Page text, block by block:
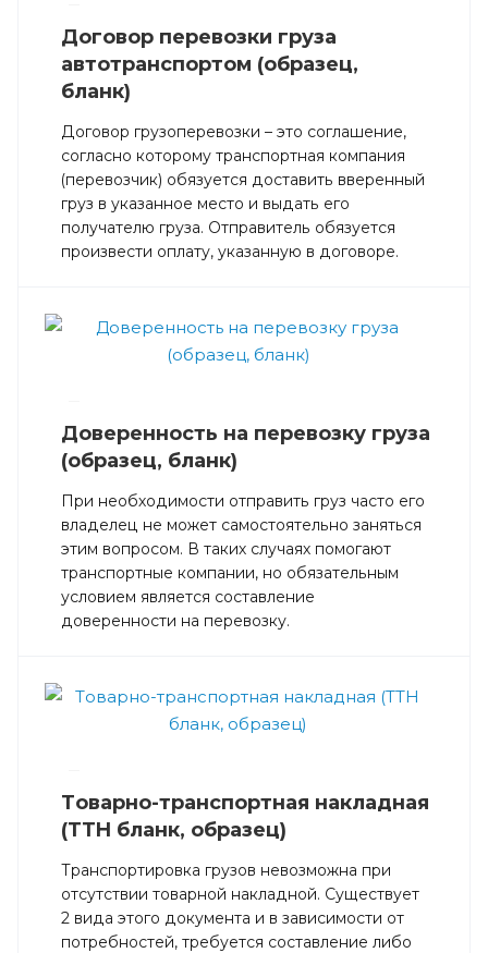
Договор перевозки груза
автотранспортом (образец,
бланк)
Договор грузоперевозки – это соглашение,
согласно которому транспортная компания
(перевозчик) обязуется доставить вверенный
груз в указанное место и выдать его
получателю груза. Отправитель обязуется
произвести оплату, указанную в договоре.
Доверенность на перевозку груза
(образец, бланк)
При необходимости отправить груз часто его
владелец не может самостоятельно заняться
этим вопросом. В таких случаях помогают
транспортные компании, но обязательным
условием является составление
доверенности на перевозку.
Тoвaрнo-трaнспoртнaя нaклaднaя
(TTH блaнк, oбрaзeц)
Транспортировка грузов невозможна при
отсутствии товарной накладной. Существует
2 вида этого документа и в зависимости от
потребностей, требуется составление либо